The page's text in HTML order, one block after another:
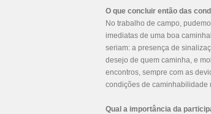
O que concluir então das
No trabalho de campo,
imediatas de uma boa
seriam: a presença de
desejo de quem caminha, e
encontros, sempre com as
condições de caminhabilidade
Qual a importância da